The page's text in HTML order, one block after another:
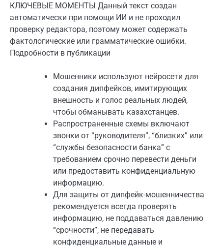
КЛЮЧЕВЫЕ МОМЕНТЫ Данный текст создан
автоматически при помощи ИИ и не проходил
проверку редактора, поэтому может содержать
фактологические или грамматические ошибки.
Подробности в публикации
Мошенники используют нейросети для
создания дипфейков, имитирующих
внешность и голос реальных людей,
чтобы обманывать казахстанцев.
Распространенные схемы включают
звонки от “руководителя”, “близких” или
“службы безопасности банка” с
требованием срочно перевести деньги
или предоставить конфиденциальную
информацию.
Для защиты от дипфейк-мошенничества
рекомендуется всегда проверять
информацию, не поддаваться давлению
“срочности”, не передавать
конфиденциальные данные и